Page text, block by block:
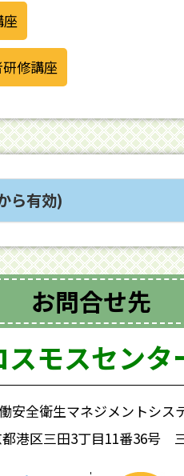
座
修講座
ら有効)
お問合せ先
スモスセンタ
全衛生マネジメントシス
港区三田3丁目11番36号